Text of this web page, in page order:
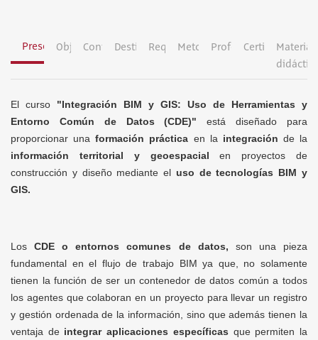
Presentación
ObjetivosContenidosDestinatariosRequisitosMetodologíaProfesoradoCertificación
Material
El curso "Integración BIM y GIS: Uso de Herramientas y
Entorno Común de Datos (CDE)" está diseñado para
proporcionar unaformación práctica en la integración de la
información territorial
y geoespacial en proyectos de
construcción y diseño mediante el uso de tecnologías BIM y
GIS.
LosCDE o entornos comunes de datos, son una pieza
fundamental en el flujo de trabajo BIM ya que, no solamente
tienen la función de ser un contenedor de datos común a todos
los agentes que colaboran en un proyecto para llevar un registro
y gestión ordenada de la información, sino que además tienen la
ventaja de integrar aplicaciones específicas que permiten la